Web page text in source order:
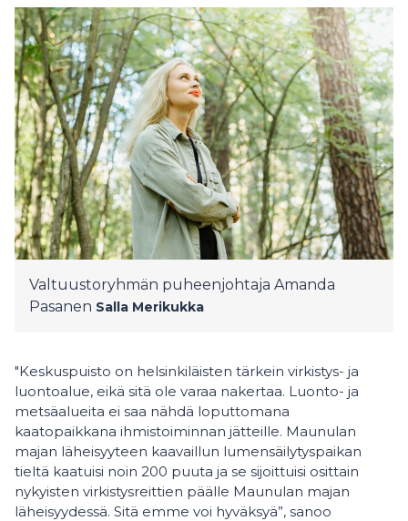
Valtuustoryhmän puheenjohtaja Amanda
Pasanen Salla Merikukka
"Keskuspuisto on helsinkiläisten tärkein virkistys- ja
luontoalue, eikä sitä ole varaa nakertaa. Luonto- ja
metsäalueita ei saa nähdä loputtomana
kaatopaikkana ihmistoiminnan jätteille. Maunulan
majan läheisyyteen kaavaillun lumensäilytyspaikan
tieltä kaatuisi noin 200 puuta ja se sijoittuisi osittain
nykyisten virkistysreittien päälle Maunulan majan
läheisyydessä. Sitä emme voi hyväksyä”, sanoo